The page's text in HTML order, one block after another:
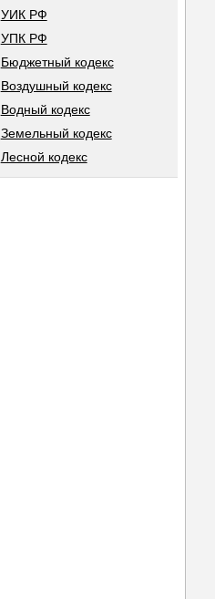
УИК РФ
УПК РФ
Бюджетный кодекс
Воздушный кодекс
Водный кодекс
Земельный кодекс
Лесной кодекс